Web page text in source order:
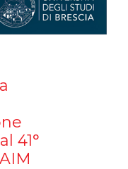
41°